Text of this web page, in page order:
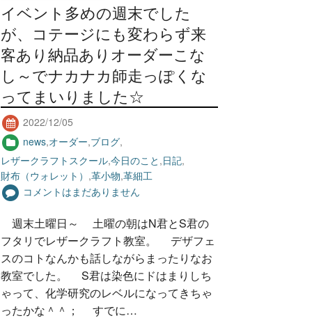
イベント多めの週末でした
が、コテージにも変わらず来
客あり納品ありオーダーこな
し～でナカナカ師走っぽくな
ってまいりました☆
2022/12/05
news,オーダー,ブログ,
レザークラフトスクール,今日のこと ,日記,
財布（ウォレット） ,革小物,革細工
コメントはまだありません
週末土曜日～ 土曜の朝はN君とS君の
フタリでレザークラフト教室。 デザフェ
スのコトなんかも話しながらまったりなお
教室でした。 S君は染色にドはまりしち
ゃって、化学研究のレベルになってきちゃ
ったかな＾＾； すでに…